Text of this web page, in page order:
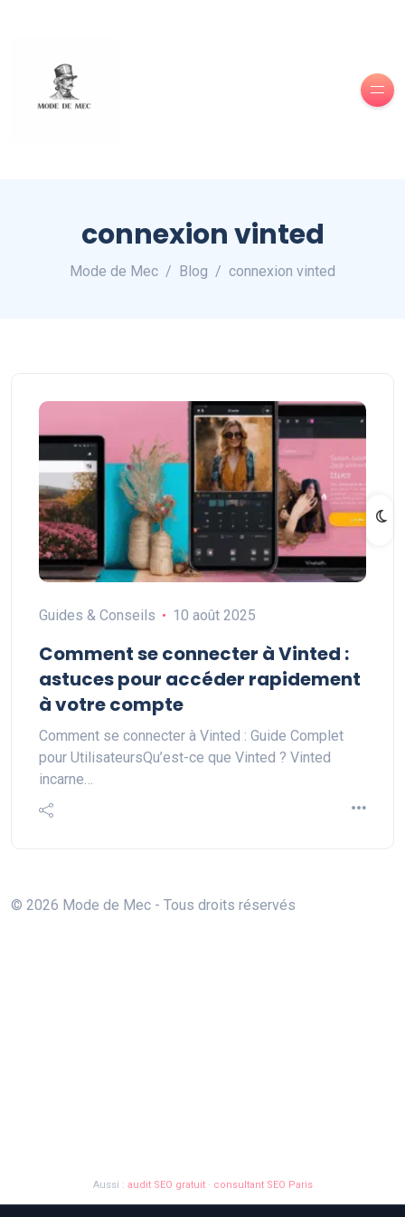
connexion vinted
Mode de Mec Blog connexion vinted
Guides & Conseils 10 août 2025
Comment se connecter à Vinted :
astuces pour accéder rapidement
à votre compte
Comment se connecter à Vinted : Guide Complet
pour UtilisateursQu’est-ce que Vinted ? Vinted
incarne…
© 2026 Mode de Mec - Tous droits réservés
Aussi : audit SEO gratuit· consultant SEO Paris